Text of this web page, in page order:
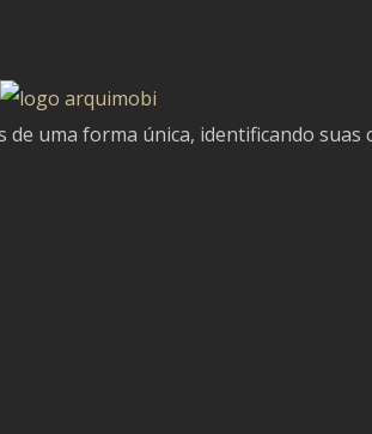
uma forma única, identificando